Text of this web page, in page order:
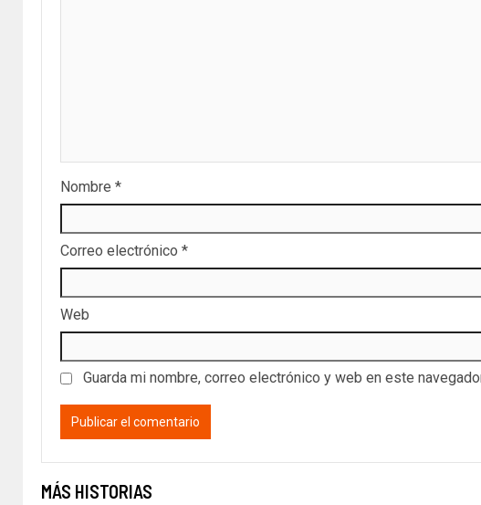
Nombre *
Correo electrónico *
Web
Guarda mi nombre, correo electrónico y web en este
MÁS HISTORIAS